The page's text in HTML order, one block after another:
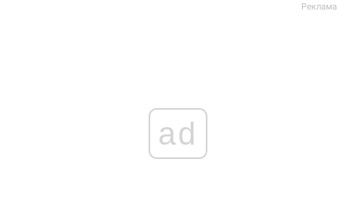
Реклама
ad